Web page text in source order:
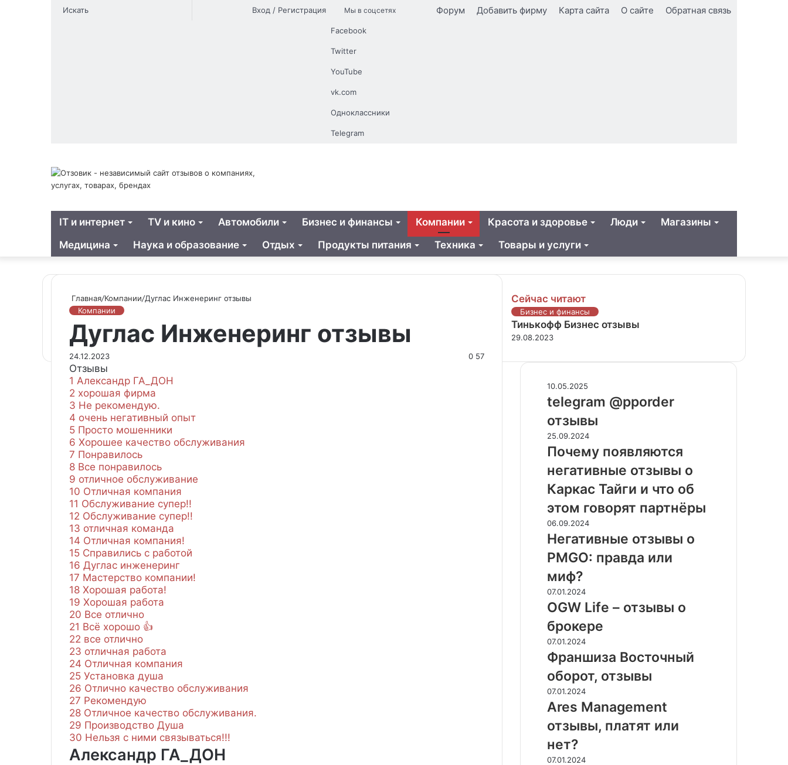
Случайная
Вход / Регистрация Мы в соцсетях
Facebook
Twitter
YouTube
vk.com
Одноклассники
Telegram
Форум Добавить фирму Карта сайта О сайте Обратная связь
IT и интернет TV и кино Автомобили Бизнес и финансы Компании Красота и здоровье Люди
Магазины
Медицина
Наука и образование Отдых Продукты питания Техника Товары и услуги
Главная/Компании/Дуглас Инженеринг отзывы
Компании
Дуглас Инженеринг отзывы
24.12.2023 0 57
Отзывы
1 Александр ГА_ДОН
2 хорошая фирма
3 Не рекомендую.
4 очень негативный опыт
5 Просто мошенники
6 Хорошее качество обслуживания
7 Понравилось
8 Все понравилось
9 отличное обслуживание
10 Отличная компания
11 Обслуживание супер!!
12 Обслуживание супер!!
13 отличная команда
14 Отличная компания!
15 Справились с работой
16 Дуглас инженеринг
17 Мастерство компании!
18 Хорошая работа!
19 Хорошая работа
20 Все отлично
21 Всё хорошо 👍
22 все отлично
23 отличная работа
24 Отличная компания
25 Установка душа
26 Отлично качество обслуживания
27 Рекомендую
28 Отличное качество обслуживания.
29 Производство Душа
30 Нельзя с ними связываться!!!
Александр ГА_ДОН
Сейчас читают
Закрыть
Бизнес и финансы
Тинькофф Бизнес отзывы
29.08.2023
telegram
@pporder
отзывы
10.05.2025
telegram @pporder
отзывы
Почему
появляются
негативные
отзывы
о
Каркас
Тайги
и
что
об
этом
говорят
партнёры
25.09.2024
Почему появляются
негативные отзывы о
Каркас Тайги и что об
этом говорят партнёры
Негативные
отзывы
PMGO:
правда
или
миф?
06.09.2024
Негативные отзывы о
PMGO: правда или
миф?
OGW
Life
отзывы
о
брокере
07.01.2024
OGW Life – отзывы о
брокере
Франшиза
Восточный
оборот,
отзывы
07.01.2024
Франшиза Восточный
оборот, отзывы
Ares
Management
отзывы,
платят
или
нет?
07.01.2024
Ares Management
отзывы, платят или
нет?
GuardCapital
07.01.2024